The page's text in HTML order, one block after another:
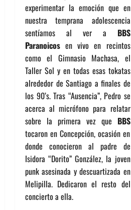
experimentar la emoción que en
nuestra temprana adolescencia
sentíamos al ver a BBS
Paranoicos en vivo en recintos
como el Gimnasio Machasa, el
Taller Sol y en todas esas tokatas
alrededor de Santiago a finales de
los 90’s. Tras “Ausencia”, Pedro se
acerca al micrófono para relatar
sobre la primera vez que BBS
tocaron en Concepción, ocasión en
donde conocieron al padre de
Isidora “Dorito” González, la joven
punk asesinada y descuartizada en
Melipilla. Dedicaron el resto del
concierto a ella.